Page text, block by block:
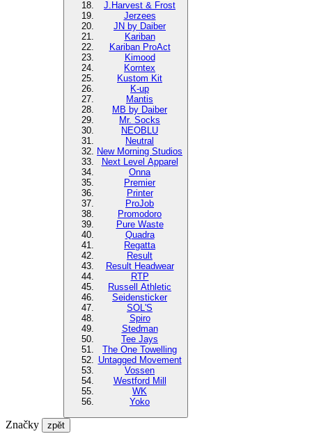
J.Harvest & Frost
Jerzees
JN by Daiber
Kariban
Kariban ProAct
Kimood
Korntex
Kustom Kit
K-up
Mantis
MB by Daiber
Mr. Socks
NEOBLU
Neutral
New Morning Studios
Next Level Apparel
Onna
Premier
Printer
ProJob
Promodoro
Pure Waste
Quadra
Regatta
Result
Result Headwear
RTP
Russell Athletic
Seidensticker
SOL'S
Spiro
Stedman
Tee Jays
The One Towelling
Untagged Movement
Vossen
Westford Mill
WK
Yoko
Značky zpět